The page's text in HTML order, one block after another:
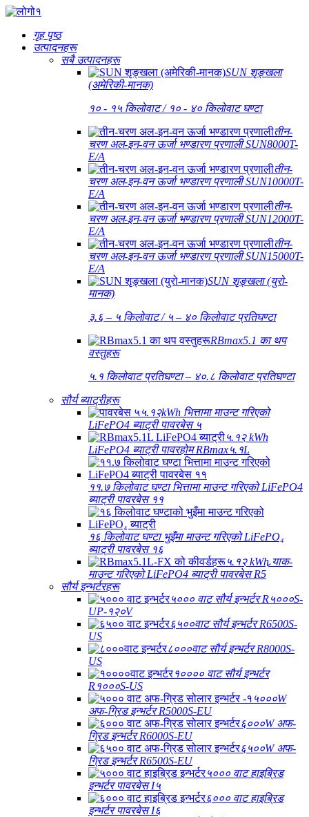
गृह पृष्ठ
उत्पादनहरू
सबै उत्पादनहरू
SUN शृङ्खला
(अमेरिकी-मानक)
१० - १५ किलोवाट / १० - ४० किलोवाट घण्टा
तीन-
चरण अल-इन-वन ऊर्जा भण्डारण प्रणाली SUN8000T-
E/A
तीन-
चरण अल-इन-वन ऊर्जा भण्डारण प्रणाली SUN10000T-
E/A
तीन-
चरण अल-इन-वन ऊर्जा भण्डारण प्रणाली SUN12000T-
E/A
तीन-
चरण अल-इन-वन ऊर्जा भण्डारण प्रणाली SUN15000T-
E/A
SUN शृङ्खला (युरो-
मानक)
३.६ – ५ किलोवाट / ५ – ४० किलोवाट प्रतिघण्टा
RBmax5.1 का थप
वस्तुहरू
५.१ किलोवाट प्रतिघण्टा – ४०.८ किलोवाट प्रतिघण्टा
सौर्य ब्याट्रीहरू
५.१२kWh भित्तामा माउन्ट गरिएको
LiFePO4 ब्याट्री पावरबेस ५
५.१२ kWh
LiFePO4 ब्याट्री पावरहोम RBmax५.१L
११.७ किलोवाट घण्टा भित्तामा माउन्ट गरिएको LiFePO4
ब्याट्री पावरबेस ११
१६ किलोवाट घण्टा भुइँमा माउन्ट गरिएको LiFePO₄
ब्याट्री पावरबेस १६
५.१२ kWh र्‍याक-
माउन्ट गरिएको LiFePO4 ब्याट्री पावरबेस R5
सौर्य इन्भर्टरहरू
५००० वाट सौर्य इन्भर्टर R५०००S-
UP-१२०V
६५००वाट सौर्य इन्भर्टर R6500S-
US
८०००वाट सौर्य इन्भर्टर R8000S-
US
१०००० वाट सौर्य इन्भर्टर
R१०००S-US
५०००W
अफ-ग्रिड इन्भर्टर R5000S-EU
६०००W अफ-
ग्रिड इन्भर्टर R6000S-EU
६५००W अफ-
ग्रिड इन्भर्टर R6500S-EU
५००० वाट हाइब्रिड
इन्भर्टर पावरबेस I५
६००० वाट हाइब्रिड
इन्भर्टर पावरबेस I६